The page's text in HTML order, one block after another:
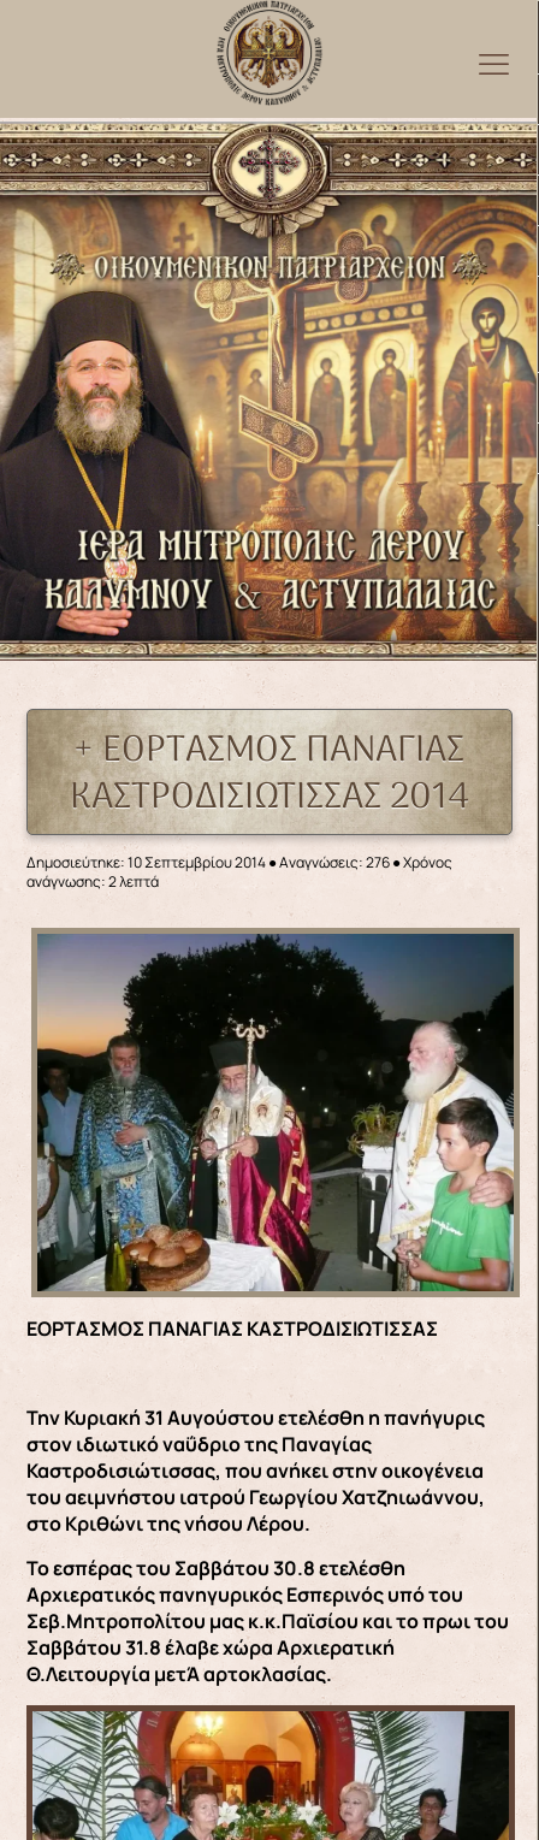
+ ΕΟΡΤΑΣΜΟΣ ΠΑΝΑΓΙΑΣ
ΚΑΣΤΡΟΔΙΣΙΩΤΙΣΣΑΣ 2014
Δημοσιεύτηκε: 10 Σεπτεμβρίου 2014●Αναγνώσεις: 276● Χρόνος
ανάγνωσης: 2 λεπτά
ΕΟΡΤΑΣΜΟΣ ΠΑΝΑΓΙΑΣ ΚΑΣΤΡΟΔΙΣΙΩΤΙΣΣΑΣ
Την Κυριακή 31 Αυγούστου ετελέσθη η πανήγυρις
στον ιδιωτικό ναΰδριο της Παναγίας
Καστροδισιώτισσας, που ανήκει στην οικογένεια
του αειμνήστου ιατρού Γεωργίου Χατζηιωάννου,
στο Κριθώνι της νήσου Λέρου.
Το εσπέρας του Σαββάτου 30.8 ετελέσθη
Αρχιερατικός πανηγυρικός Εσπερινός υπό του
Σεβ.Μητροπολίτου μας κ.κ.Παϊσίου και το πρωι του
Σαββάτου 31.8 έλαβε χώρα Αρχιερατική
Θ.Λειτουργία μετΆ αρτοκλασίας.